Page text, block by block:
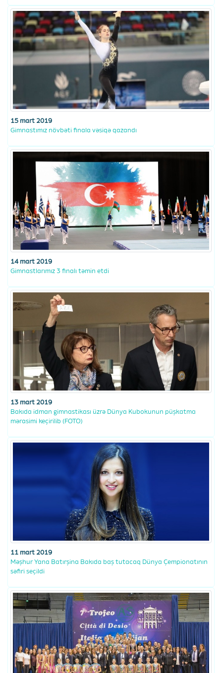
15 mart 2019
Gimnastımız növbəti finala vəsiqə qazandı
14 mart 2019
Gimnastlarımız 3 finalı təmin etdi
13 mart 2019
Bakıda idman gimnastikası üzrə Dünya Kubokunun püşkatma
mərasimi keçirilib (FOTO)
11 mart 2019
Məşhur Yana Batırşina Bakıda baş tutacaq Dünya Çempionatının
səfiri seçildi